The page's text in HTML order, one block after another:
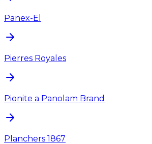
Panex-El
Pierres Royales
Pionite a Panolam Brand
Planchers 1867